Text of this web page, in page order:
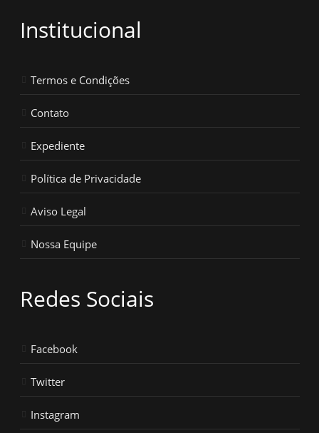
Institucional
Termos e Condições
Contato
Expediente
Política de Privacidade
Aviso Legal
Nossa Equipe
Redes Sociais
Facebook
Twitter
Instagram